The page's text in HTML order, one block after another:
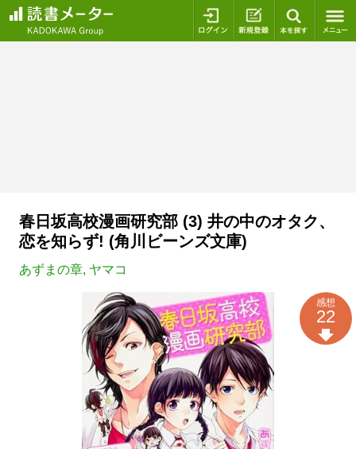
ログイン 新規登録
春日坂高校漫画研究部 (3) 井の中のオタク、
恋を知らず! (角川ビーンズ文庫)
あずまの章, ヤマコ
感想
22